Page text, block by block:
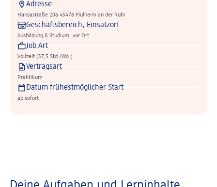
Adresse
Hansastraße 20a 45478 Mülheim an der Ruhr
Geschäftsbereich, Einsatzort
Ausbildung & Studium, vor Ort
Job Art
Vollzeit (37,5 Std./Wo.)
Vertragsart
Praktikum
Datum frühestmöglicher Start
ab sofort